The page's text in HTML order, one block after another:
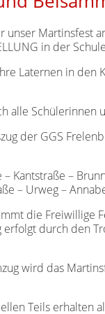
unser Martinsfest
in der
Laternen in den
alle Schülerinnen
der GGS
Kantstraße –
– Urweg –
die Freiwillige
erfolgt durch den
wird das
Teils erhalten